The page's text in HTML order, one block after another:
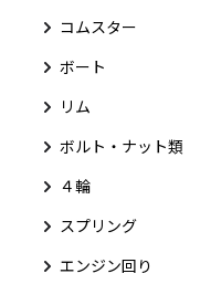
コムスター
ボート
リム
ボルト・ナット類
４輪
スプリング
エンジン回り